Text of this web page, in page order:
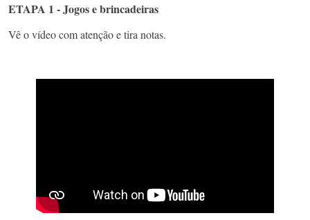
ETAPA 1 - Jogos e brincadeiras
Vê o vídeo com atenção e tira notas.